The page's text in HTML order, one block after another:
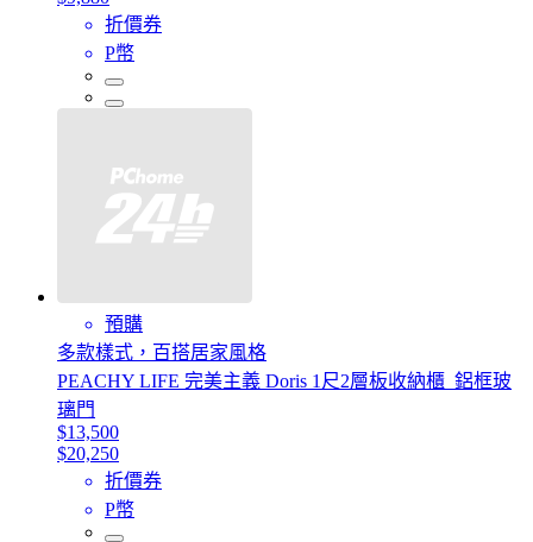
折價券
P幣
預購
多款樣式，百搭居家風格
PEACHY LIFE 完美主義 Doris 1尺2層板收納櫃_鋁框玻
璃門
$13,500
$20,250
折價券
P幣